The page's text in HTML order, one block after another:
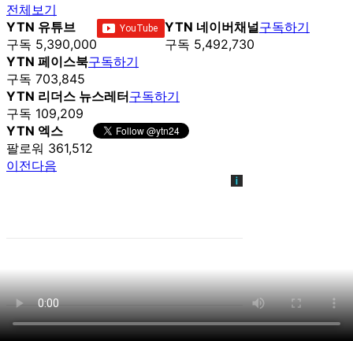
전체보기
YTN 유튜브
구독 5,390,000
YTN 네이버채널
구독 5,492,730
구독하기
YTN 페이스북
구독 703,845
구독하기
YTN 리더스 뉴스레터
구독 109,209
구독하기
YTN 엑스
팔로워 361,512
이전다음